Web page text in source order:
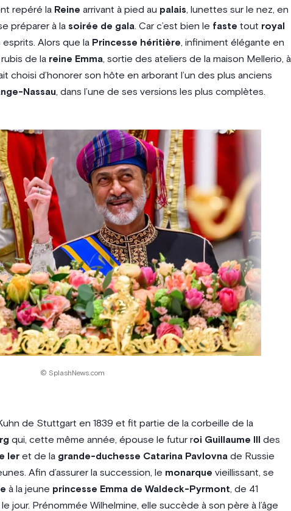
repéré la Reine arrivant à pied au palais, lunettes sur le nez, en
préparer à la soirée de gala. Car c’est bien le faste tout royal
esprits. Alors que la Princesse héritière, infiniment élégante en
de la reine Emma, sortie des ateliers de la maison Mellerio, à
choisi d’honorer son hôte en arborant l’un des plus anciens
Nassau, dans l’une de ses versions les plus complètes.
© SplashNews.com
de Stuttgart en 1839 et fit partie de la corbeille de la
qui, cette même année, épouse le futur roi Guillaume III
des
Ieret de la grande-duchesse Catarina Pavlovna de Russie
Afin d’assurer la succession, le monarque vieillissant, se
à la jeune princesse Emma de Waldeck-Pyrmont, de 41
jour. Prénommée Wilhelmine, elle succède à son père à l’âge